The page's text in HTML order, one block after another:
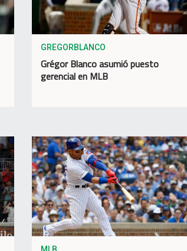
GREGORBLANCO
Grégor Blanco asumió puesto
gerencial en MLB